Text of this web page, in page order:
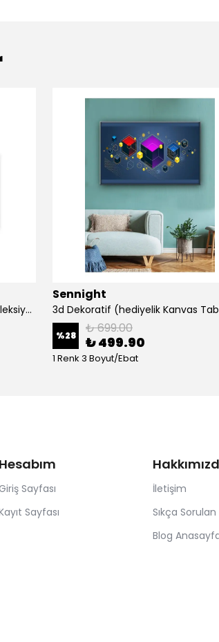
3 Parça Suluboya Soyut Sanat Koleksiyonu Dekoratif Kanvas Tablo
Sennight
3d Dekoratif (hediyelik Kanvas
%28 ₺ 699.00
₺ 499.90
1 Renk 3 Boyut/Ebat
Hesabım
Sayfası
Sayfası
İletişim
Sıkça
Blog